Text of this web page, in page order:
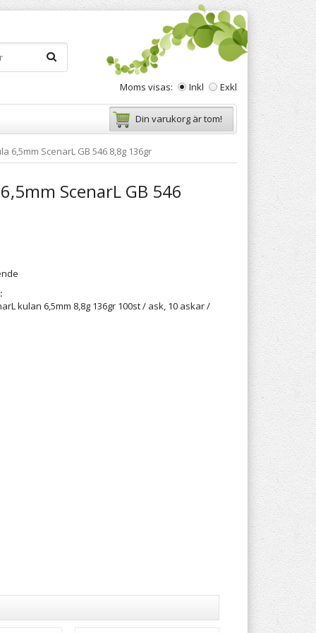
Moms visas: Inkl Exkl
Din varukorg är tom!
6,5mm ScenarL GB 546 8,8g 136gr
ScenarL GB 546
kulan 6,5mm 8,8g 136gr 100st / ask, 10 askar /